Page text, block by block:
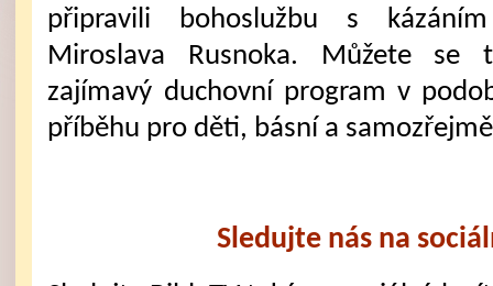
připravili bohoslužbu s
Miroslava Rusnoka. Můžete se
zajímavý duchovní program v
příběhu pro děti, básní a
Sledujte nás na